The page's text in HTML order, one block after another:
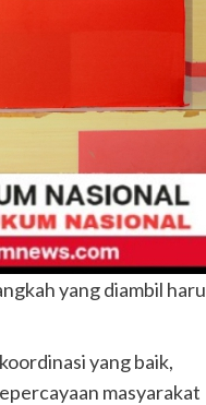
yang diambil
yang baik,
masyarakat